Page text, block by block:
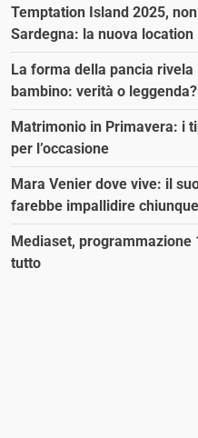
Temptation Island 2025,
Sardegna: la nuova location
La forma della pancia rivela
bambino: verità o leggenda?
Matrimonio in Primavera: i
per l’occasione
Mara Venier dove vive: il
farebbe impallidire chiunque
Mediaset, programmazione
tutto